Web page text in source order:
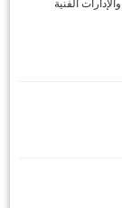
الفنية